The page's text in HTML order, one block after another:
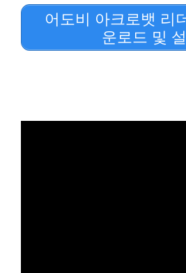
어도비 아크로뱃 리
운로드 및